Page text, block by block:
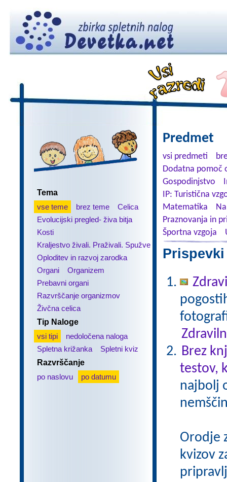
Tema
vse teme
brez teme
Celica
Evolucijski pregled- živa bitja
Kosti
Kraljestvo živali. Praživali. Spužve
Oploditev in razvoj zarodka
Organi
Organizem
Prebavni organi
Razvrščanje organizmov
Živčna celica
Tip Naloge
vsi tipi
nedoločena naloga
Spletna križanka
Spletni kviz
Razvrščanje
po naslovu
po datumu
Predmet
vsi predmeti
Dodatna pomoč
Gospodinjstvo
IP: Turistična
Matematika
Praznovanja in
Športna vzgoja
Brez
testov,
najbolj
Orodje
kvizov